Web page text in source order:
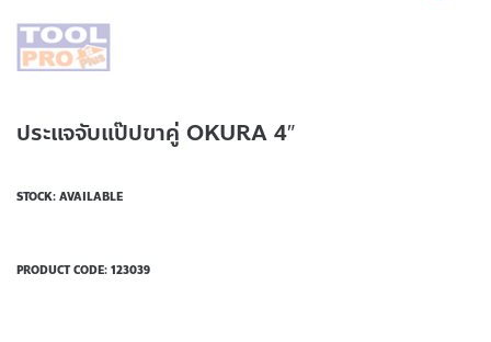
ประแจจับแป๊ปขาคู่ OKURA 4″
STOCK: AVAILABLE
PRODUCT CODE: 123039